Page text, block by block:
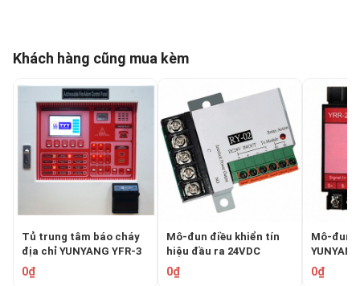
Khách hàng cũng mua kèm
Tủ trung tâm báo cháy
địa chỉ YUNYANG YFR-3
0₫
Mô-đun điều khiển tín
hiệu đầu ra 24VDC
YUNYANG RY-02
0₫
Mô-đun
0₫